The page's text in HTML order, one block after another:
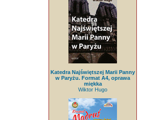
Katedra Najświętszej Marii Panny
w Paryżu. Format A4, oprawa
miękka
Wiktor Hugo